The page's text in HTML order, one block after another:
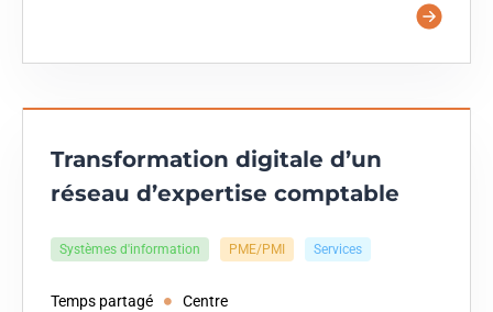
Transformation digitale d’un
réseau d’expertise comptable
Systèmes d'information PME/PMI Services
Temps partagé Centre